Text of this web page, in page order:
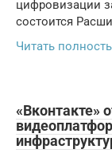
цифровизации
состоится
Читать
«Вконтакте»